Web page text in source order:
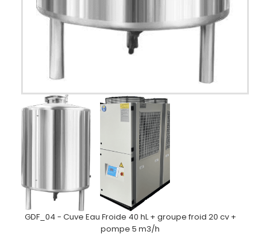
GDF_04 - Cuve Eau Froide 40 hL + groupe froid 20 cv +
pompe 5 m3/h